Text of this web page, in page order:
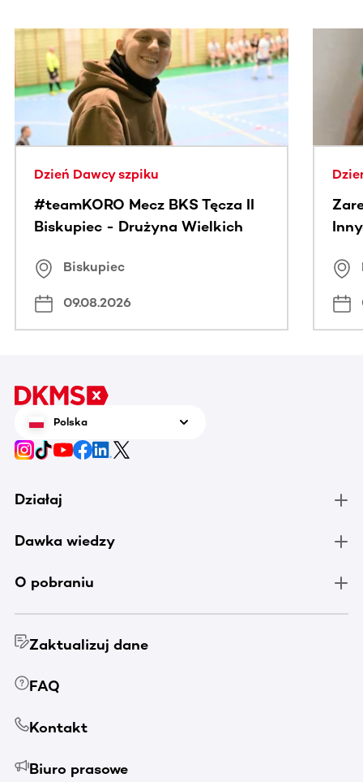
Ta sekcja zawiera treści przewijane w poziomie. Użyj
Dzień Dawcy szpiku
#teamKORO Mecz BKS Tęcza II
Biskupiec - Drużyna Wielkich
Biskupiec
09.08.2026
Polska
Działaj
Dawka wiedzy
O pobraniu
Zaktualizuj dane
FAQ
Kontakt
Biuro prasowe